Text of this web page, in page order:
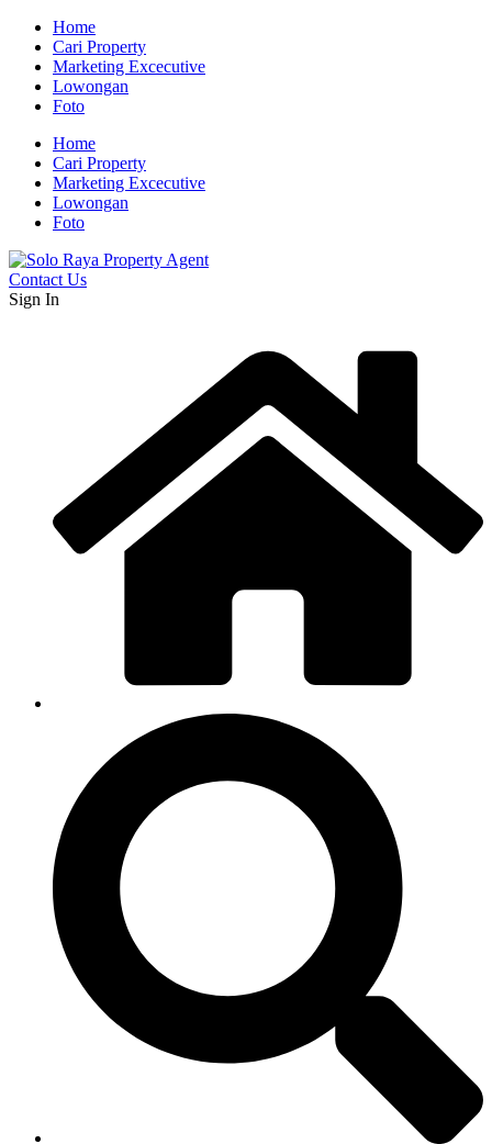
Home
Cari Property
Marketing Excecutive
Lowongan
Foto
Home
Cari Property
Marketing Excecutive
Lowongan
Foto
Contact Us
Sign In